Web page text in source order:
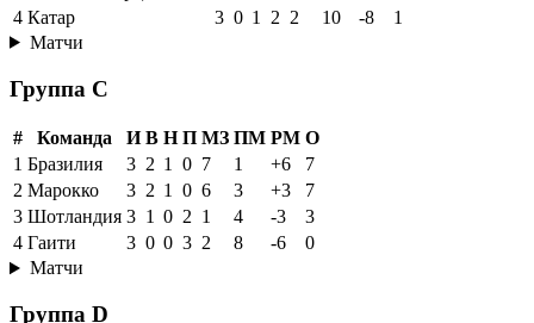
4 Катар 3 0 1 2 2 10 -8
1
Матчи
Группа C
# Команда И В Н П МЗ ПМ РМ О
1 Бразилия 3 2 1 0 7 1 +6
7
2 Марокко 3 2 1 0 6 3 +3
7
3 Шотландия 3 1 0 2 1 4 -3
3
4 Гаити 3 0 0 3 2 8 -6
0
Матчи
Группа D